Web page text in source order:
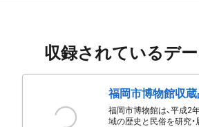
収録されているデ
福岡市博物館収
福岡市博物館は、平成2
域の歴史と民俗を研究